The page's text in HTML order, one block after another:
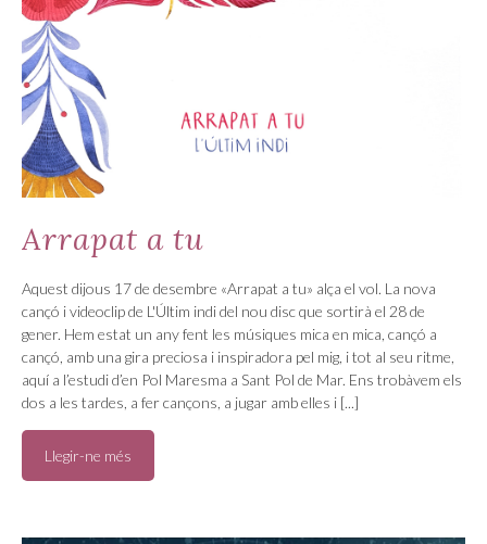
Arrapat a tu
Aquest dijous 17 de desembre «Arrapat a tu» alça el vol. La nova
cançó i videoclip de L'Últim indi del nou disc que sortirà el 28 de
gener. Hem estat un any fent les músiques mica en mica, cançó a
cançó, amb una gira preciosa i inspiradora pel mig, i tot al seu ritme,
aquí a l’estudi d’en Pol Maresma a Sant Pol de Mar. Ens trobàvem els
dos a les tardes, a fer cançons, a jugar amb elles i [...]
Llegir-ne més